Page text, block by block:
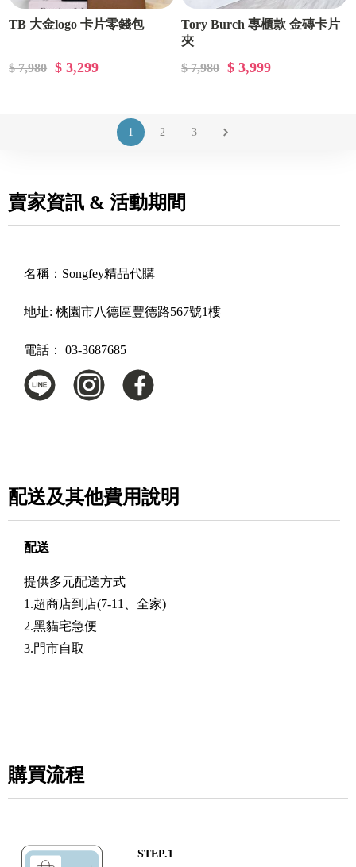
TB 大金logo 卡片零錢包
$ 7,980 $ 3,299
Tory Burch 專櫃款 金磚卡片
夾
$ 7,980
$ 3,999
1 2 3
賣家資訊 & 活動期間
名稱： Songfey精品代購
地址: 桃園市八德區豐德路567號1樓
電話： 03-3687685
配送及其他費用說明
配送
提供多元配送方式
1.超商店到店(7-11、全家)
2.黑貓宅急便
3.門市自取
購買流程
STEP.1